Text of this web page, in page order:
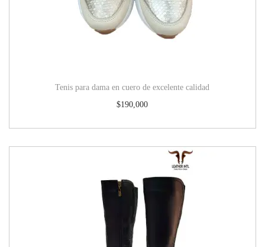
Tenis para dama en cuero de excelente calidad
$190,000